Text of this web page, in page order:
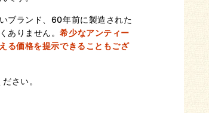
ブランド、60年前に製造された
ありません。希少なアンティー
る価格を提示できることもござ
さい。